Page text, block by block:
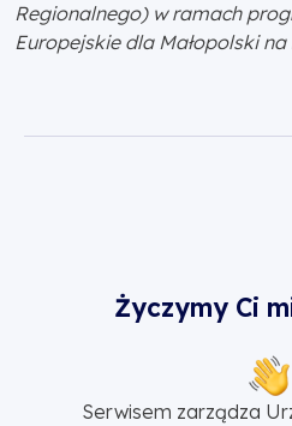
Regionalnego) w ramach
Europejskie dla Małopolski na
Życzymy Ci
Serwisem zarządza